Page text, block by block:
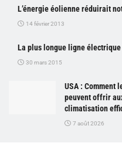
L’énergie éolienne réduirait
14 février 2013
La plus longue ligne
30 mars 2015
USA : Comment
peuvent offrir
climatisation
7 août 2026